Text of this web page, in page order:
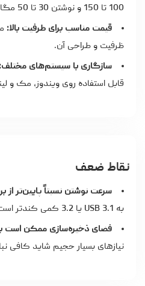
100 تا 150 و نوشتن 30 تا 50 مگابایت در ثانیه.
قیمت مناسب برای ظرفیت بالا:
ظرفیت و طراحی آن.
سازگاری با سیستم‌های مختلف:
قابل استفاده روی ویندوز، مک و
نقاط ضعف
سرعت نوشتن نسبتاً پایین‌تر
به USB 3.1 یا 3.2 کمی کندتر است.
فضای ذخیره‌سازی ممکن است
نیازهای بسیار حجیم شاید کافی